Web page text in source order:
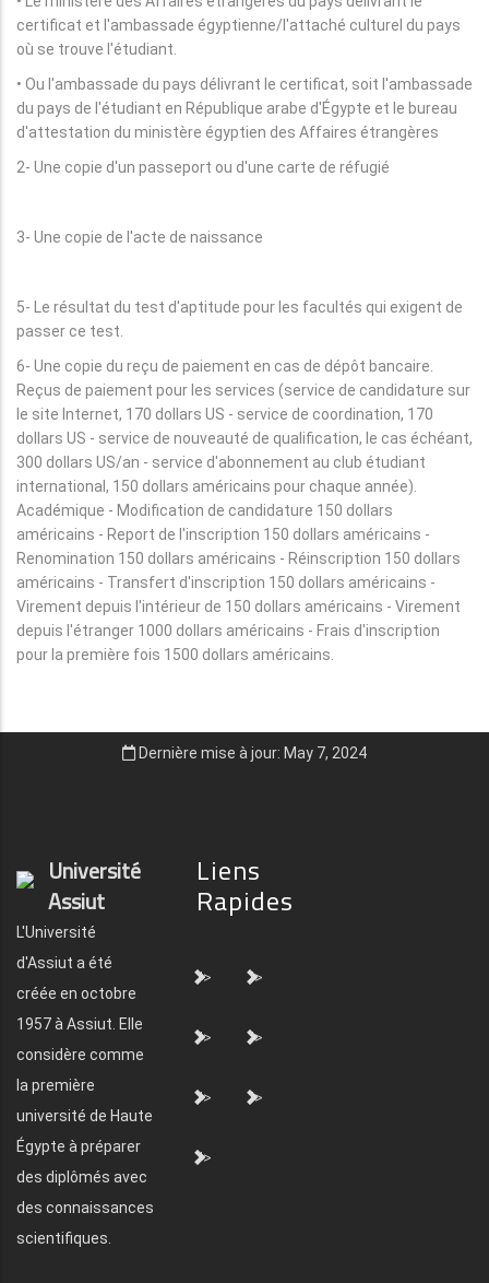
certificat et l'ambassade égyptienne/l'attaché culturel du pays
où se trouve l'étudiant.
• Ou l'ambassade du pays délivrant le certificat, soit l'ambassade
du pays de l'étudiant en République arabe d'Égypte et le bureau
d'attestation du ministère égyptien des Affaires étrangères
2- Une copie d'un passeport ou d'une carte de réfugié
3- Une copie de l'acte de naissance
5- Le résultat du test d'aptitude pour les facultés qui exigent de
passer ce test.
6- Une copie du reçu de paiement en cas de dépôt bancaire.
Reçus de paiement pour les services (service de candidature sur
le site Internet, 170 dollars US - service de coordination, 170
dollars US - service de nouveauté de qualification, le cas échéant,
300 dollars US/an - service d'abonnement au club étudiant
international, 150 dollars américains pour chaque année).
Académique - Modification de candidature 150 dollars
américains - Report de l'inscription 150 dollars américains -
Renomination 150 dollars américains - Réinscription 150 dollars
américains - Transfert d'inscription 150 dollars américains -
Virement depuis l'intérieur de 150 dollars américains - Virement
depuis l'étranger 1000 dollars américains - Frais d'inscription
pour la première fois 1500 dollars américains.
Dernière mise à jour: May 7, 2024
Université
Assiut
L'Université
d'Assiut a été
créée en octobre
1957 à Assiut. Elle
considère comme
la première
université de Haute
Égypte à préparer
des diplômés avec
des connaissances
scientifiques.
Liens
Rapides
"> ">
"> ">
"> ">
">